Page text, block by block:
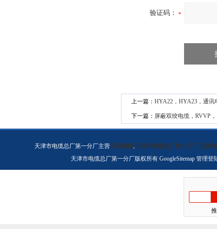
验证码：
上一篇： HYA22，HYA23，通讯
下一篇： 屏蔽双绞电缆，RVVP
天津市电缆总厂第一分厂主营天联电缆,天津市电缆总厂第一分厂天联电
天津市电缆总厂第一分厂版权所有 GoogleSitemap 管理登